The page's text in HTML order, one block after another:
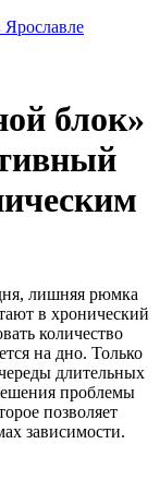
блок»
лишняя рюмка
в хронический
количество
на дно. Только
длительных
проблемы
позволяет
зависимости.